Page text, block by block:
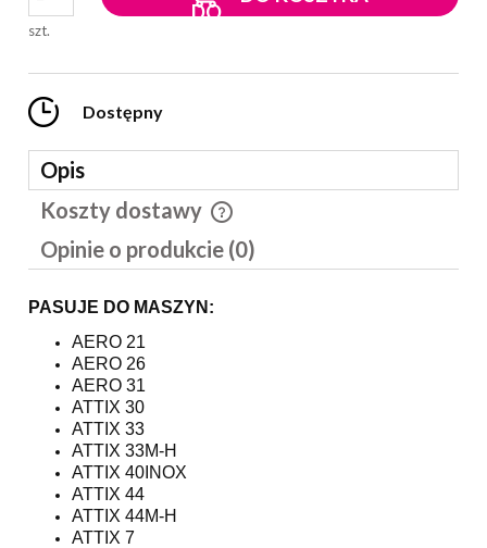
szt.
Dostępny
Opis
Koszty dostawy
Cena nie zawiera ewentualnych kosztów płatności
Opinie o produkcie (0)
PASUJE DO MASZYN:
AERO 21
AERO 26
AERO 31
ATTIX 30
ATTIX 33
ATTIX 33M-H
ATTIX 40INOX
ATTIX 44
ATTIX 44M-H
ATTIX 7